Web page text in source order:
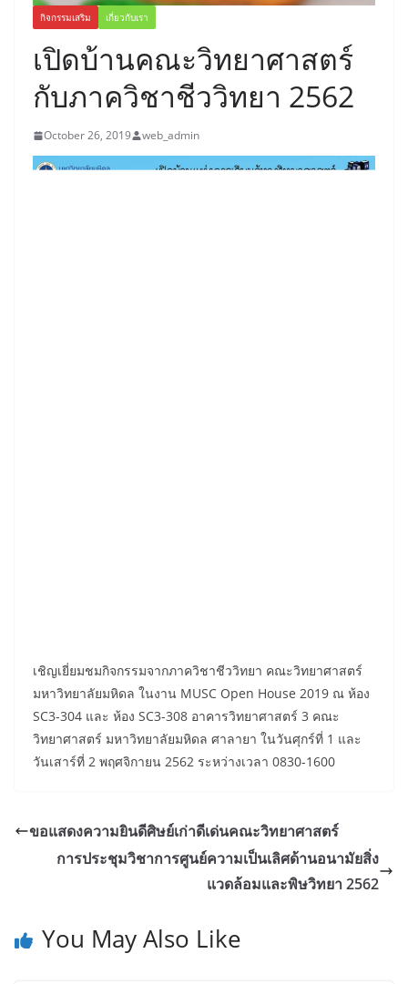
กิจกรรมเสริม เกี่ยวกับเรา
เปิดบ้านคณะวิทยาศาสตร์
กับภาควิชาชีววิทยา 2562
October 26, 2019 web_admin
เชิญเยี่ยมชมกิจกรรมจากภาควิชาชีววิทยา คณะวิทยาศาสตร์
มหาวิทยาลัยมหิดล ในงาน MUSC Open House 2019 ณ ห้อง
SC3-304 และ ห้อง SC3-308 อาคารวิทยาศาสตร์ 3 คณะ
วิทยาศาสตร์ มหาวิทยาลัยมหิดล ศาลายา ในวันศุกร์ที่ 1 และ
วันเสาร์ที่ 2 พฤศจิกายน 2562 ระหว่างเวลา 0830-1600
ขอแสดงความยินดีศิษย์เก่าดีเด่นคณะวิทยาศาสตร์
การประชุมวิชาการศูนย์ความเป็นเลิศด้านอนามัยสิ่ง
แวดล้อมและพิษวิทยา 2562
You May Also Like